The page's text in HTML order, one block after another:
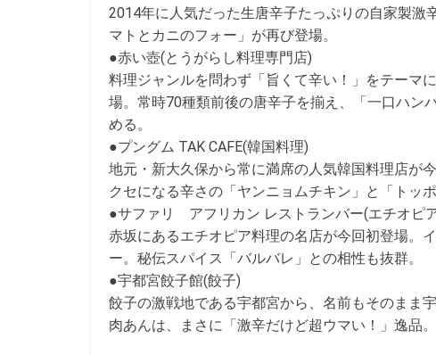
2014年に人気だった生唐辛子たっぷりの自家製激
マトとカニのフォー」が再び登場。
●赤い壺(とうがらし料理専門店)
料理ジャンルを問わず「旨くて辛い！」をテーマ
場。常時70種類前後の唐辛子を揃え、「一口ハン
める。
●プングム TAK CAFE(韓国料理)
地元・新大久保から常に満席の人気韓国料理店が
クセになる辛さの「ヤンニョムチキン」と「トッポ
●サファリ アフリカン レストランバー(エチオピ
赤坂にあるエチオピア料理の名店が今回初登場。
ー。秘伝スパイス「バルバレ」との相性も抜群。
●宇都宮餃子館(餃子)
餃子の激戦地である宇都宮から、名前もそのまま
肉あんは、まさに「激辛だけど超ウマい！」逸品。